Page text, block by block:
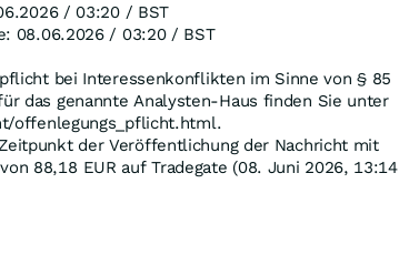
/ 03:20 / BST
08.06.2026 / 03:20 / BST
bei Interessenkonflikten im Sinne von § 85
das genannte Analysten-Haus finden Sie unter
offenlegungs_pflicht.html.
der Veröffentlichung der Nachricht mit
88,18 EUR auf Tradegate (08. Juni 2026, 13:14